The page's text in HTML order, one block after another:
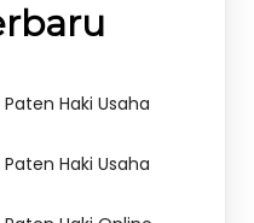
Haki Usaha
Haki Usaha